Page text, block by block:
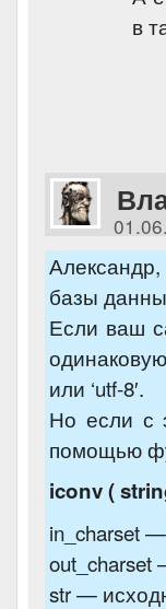
в
базы
Если ваш
или ‘utf-8′.
Но если с
помощью
iconv (
in_charset
out_charset
str —